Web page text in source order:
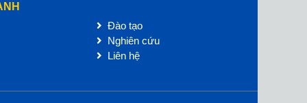
Đào tạo
Nghiên cứu
Liên hệ